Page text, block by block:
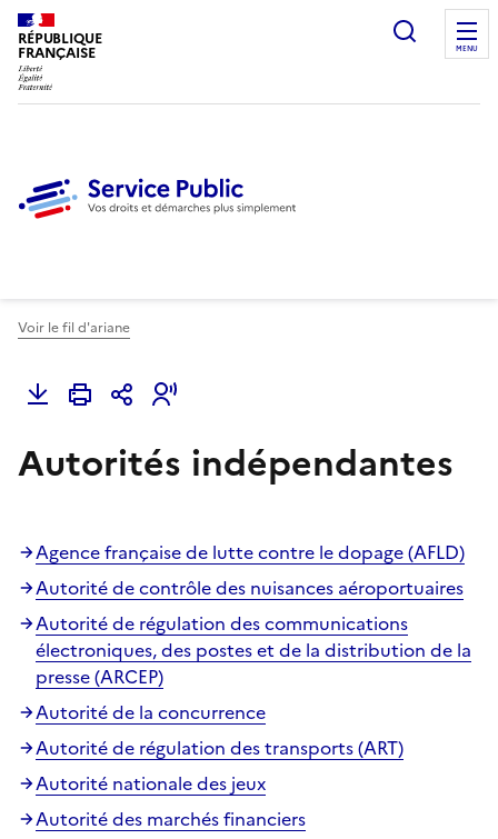
RÉPUBLIQUE
FRANÇAISE
Ouvrir
MENU
Voir le fil d'ariane
Autorités indépendantes
Agence française de lutte contre le dopage (AFLD)
Autorité de contrôle des nuisances aéroportuaires
Autorité de régulation des communications
électroniques, des postes et de la distribution de la
presse (ARCEP)
Autorité de la concurrence
Autorité de régulation des transports (ART)
Autorité nationale des jeux
Autorité des marchés financiers